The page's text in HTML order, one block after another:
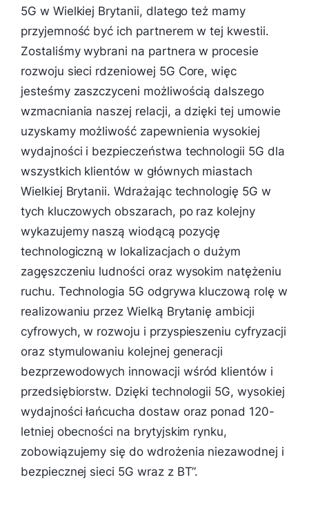
5G w Wielkiej Brytanii, dlatego też mamy
przyjemność być ich partnerem w tej kwestii.
Zostaliśmy wybrani na partnera w procesie
rozwoju sieci rdzeniowej 5G Core, więc
jesteśmy zaszczyceni możliwością dalszego
wzmacniania naszej relacji, a dzięki tej umowie
uzyskamy możliwość zapewnienia wysokiej
wydajności i bezpieczeństwa technologii 5G dla
wszystkich klientów w głównych miastach
Wielkiej Brytanii. Wdrażając technologię 5G w
tych kluczowych obszarach, po raz kolejny
wykazujemy naszą wiodącą pozycję
technologiczną w lokalizacjach o dużym
zagęszczeniu ludności oraz wysokim natężeniu
ruchu. Technologia 5G odgrywa kluczową rolę w
realizowaniu przez Wielką Brytanię ambicji
cyfrowych, w rozwoju i przyspieszeniu cyfryzacji
oraz stymulowaniu kolejnej generacji
bezprzewodowych innowacji wśród klientów i
przedsiębiorstw. Dzięki technologii 5G, wysokiej
wydajności łańcucha dostaw oraz ponad 120-
letniej obecności na brytyjskim rynku,
zobowiązujemy się do wdrożenia niezawodnej i
bezpiecznej sieci 5G wraz z BT”.